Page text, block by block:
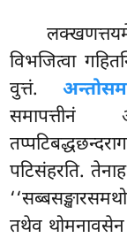
विभजित्वा
वुत्तं.
पटिसंहरति. तेनाह
तथेव